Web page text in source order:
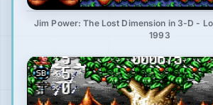
Jim Power: The Lost Dimension in 3-D -
1993